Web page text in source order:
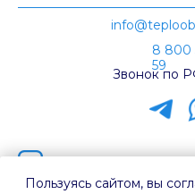
Пользуясь сайтом, вы
Звонок по
8 800
59